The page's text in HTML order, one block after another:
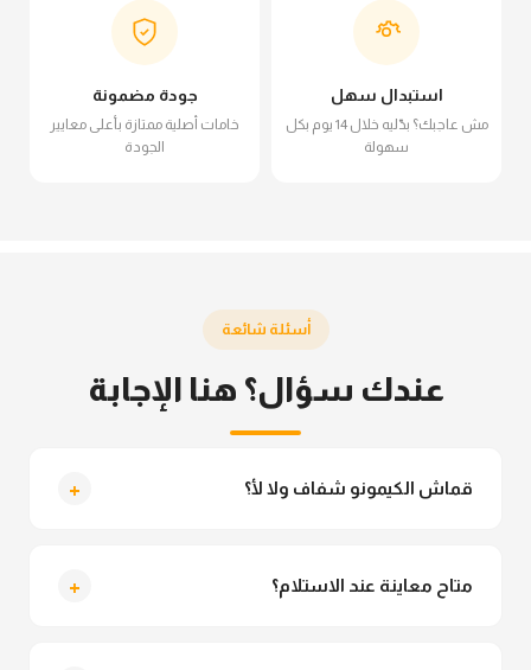
استبدال سهل
مش عاجبك؟ بدّليه خلال 14 يوم بكل
سهولة
جودة مضمونة
خامات أصلية ممتازة بأعلى معايير
الجودة
أسئلة شائعة
عندك سؤال؟ هنا الإجابة
قماش الكيمونو شفاف ولا لأ؟ +
متاح معاينة عند الاستلام؟ +